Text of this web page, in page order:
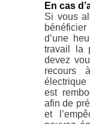
En cas
Si vous
d’une
travail la
devez
recours
est
afin de
et